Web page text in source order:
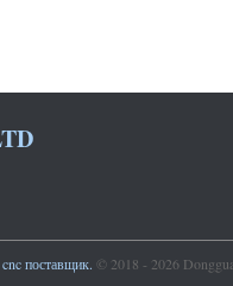
поставщик. © 2018 - 2026